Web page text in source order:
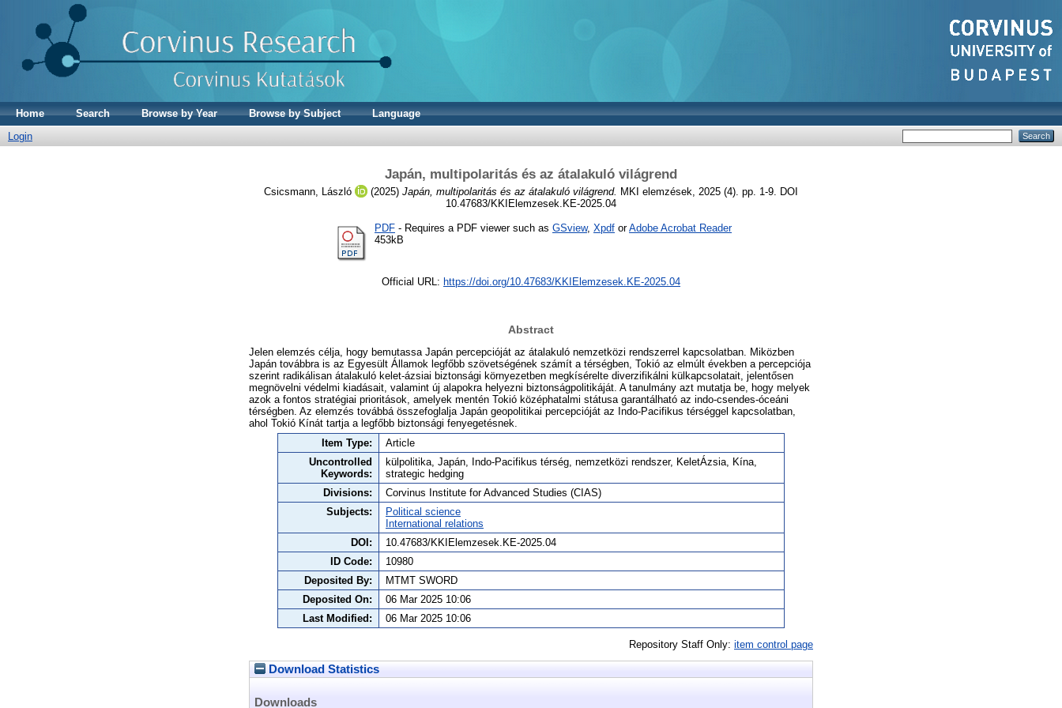
Home Search Browse by Year Browse by Subject
Language
Login
Japán, multipolaritás és az átalakuló világrend
Csicsmann, László (2025) Japán, multipolaritás és az átalakuló világrend. MKI elemzések, 2025 (4). pp. 1-9. DOI
10.47683/KKIElemzesek.KE-2025.04
PDF - Requires a PDF viewer such as GSview, Xpdf orAdobe Acrobat Reader
453kB
Official URL: https://doi.org/10.47683/KKIElemzesek.KE-2025.04
Abstract
Jelen elemzés célja, hogy bemutassa Japán percepcióját az átalakuló nemzetközi rendszerrel kapcsolatban. Miközben
Japán továbbra is az Egyesült Államok legfőbb szövetségének számít a térségben, Tokió az elmúlt években a percepciója
szerint radikálisan átalakuló kelet-ázsiai biztonsági környezetben megkísérelte diverzifikálni külkapcsolatait, jelentősen
megnövelni védelmi kiadásait, valamint új alapokra helyezni biztonságpolitikáját. A tanulmány azt mutatja be, hogy melyek
azok a fontos stratégiai prioritások, amelyek mentén Tokió középhatalmi státusa garantálható az indo-csendes-óceáni
térségben. Az elemzés továbbá összefoglalja Japán geopolitikai percepcióját az Indo-Pacifikus térséggel kapcsolatban,
ahol Tokió Kínát tartja a legfőbb biztonsági fenyegetésnek.
Item Type:
Article
Uncontrolled
Keywords:
külpolitika, Japán, Indo-Pacifikus térség, nemzetközi rendszer, KeletÁzsia, Kína,
strategic hedging
Divisions:
Corvinus Institute for Advanced Studies (CIAS)
Subjects:
Political science
International relations
DOI:
10.47683/KKIElemzesek.KE-2025.04
ID Code:
10980
Deposited By:
MTMT SWORD
Deposited On:
06 Mar 2025 10:06
Last Modified:
06 Mar 2025 10:06
Repository Staff Only: item control page
Download Statistics
Downloads